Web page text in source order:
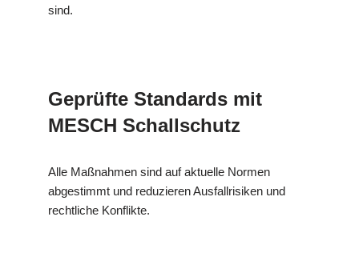
sind.
Geprüfte Standards mit
MESCH Schallschutz
Alle Maßnahmen sind auf aktuelle Normen
abgestimmt und reduzieren Ausfallrisiken und
rechtliche Konflikte.